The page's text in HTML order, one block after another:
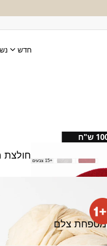
חדש
+15 צבעים חולצת
מטפחת צלם